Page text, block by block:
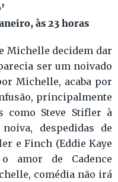
às 23 horas
Michelle decidem dar
ser um noivado
Michelle, acaba por
principalmente
como Steve Stifler à
despedidas de
e Finch (Eddie Kaye
amor de Cadence
comédia não irá